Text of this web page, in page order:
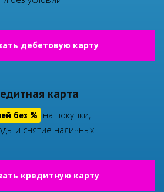
дебетовую карту
карта
без % на покупки,
и снятие наличных
кредитную карту